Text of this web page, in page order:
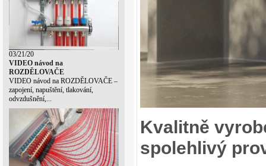
03/21/20
VIDEO návod na
ROZDĚLOVAČE
VIDEO návod na ROZDĚLOVAČE –
zapojení, napuštění, tlakování,
odvzdušnění,...
Kvalitně
spolehlivý